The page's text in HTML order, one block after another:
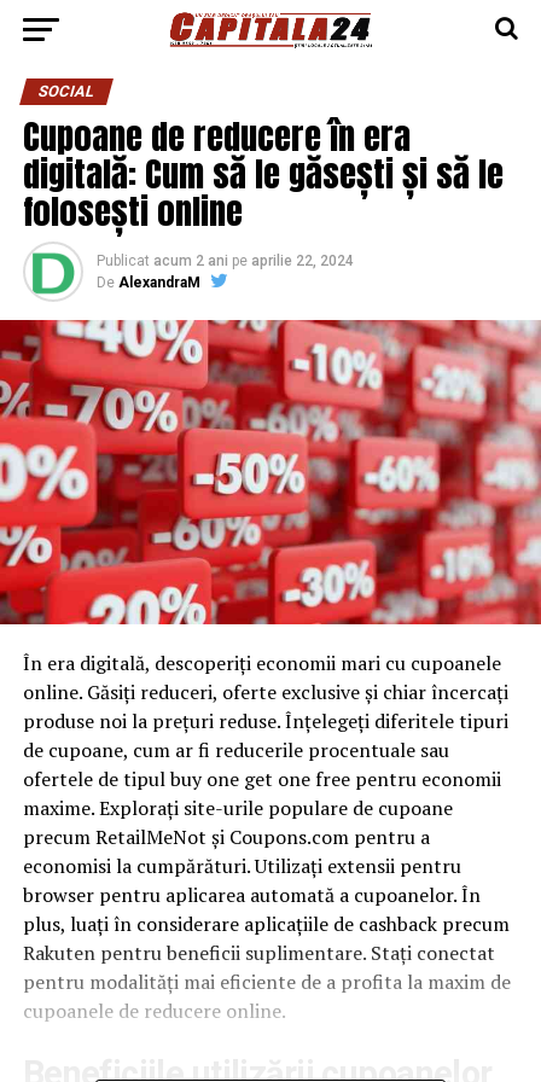
SOCIAL
Cupoane de reducere în era
digitală: Cum să le găsești și să le
folosești online
Publicat acum 2 ani pe aprilie 22, 2024
De AlexandraM
În era digitală, descoperiți economii mari cu cupoanele
online. Găsiți reduceri, oferte exclusive și chiar încercați
produse noi la prețuri reduse. Înțelegeți diferitele tipuri
de cupoane, cum ar fi reducerile procentuale sau
ofertele de tipul buy one get one free pentru economii
maxime. Explorați site-urile populare de cupoane
precum RetailMeNot și Coupons.com pentru a
economisi la cumpărături. Utilizați extensii pentru
browser pentru aplicarea automată a cupoanelor. În
plus, luați în considerare aplicațiile de cashback precum
Rakuten pentru beneficii suplimentare. Stați conectat
pentru modalități mai eficiente de a profita la maxim de
cupoanele de reducere online.
Beneficiile utilizării cupoanelor